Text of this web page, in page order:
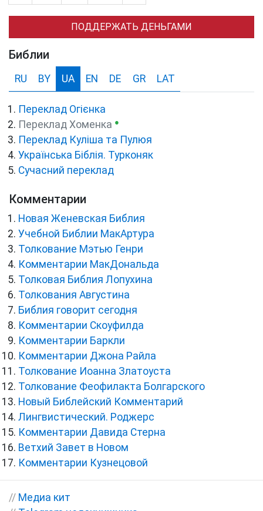
ПОДДЕРЖАТЬ ДЕНЬГАМИ
Библии
RU BY UA EN DE GR LAT
Переклад Огієнка
Переклад Хоменка ●
Переклад Куліша та Пулюя
Українська Біблія. Турконяк
Сучасний переклад
Комментарии
Новая Женевская Библия
Учебной Библии МакАртура
Толкование Мэтью Генри
Комментарии МакДональда
Толковая Библия Лопухина
Толкования Августина
Библия говорит сегодня
Комментарии Скоуфилда
Комментарии Баркли
Комментарии Джона Райла
Толкование Иоанна Златоуста
Толкование Феофилакта Болгарского
Новый Библейский Комментарий
Лингвистический. Роджерс
Комментарии Давида Стерна
Ветхий Завет в Новом
Комментарии Кузнецовой
// Медиа кит